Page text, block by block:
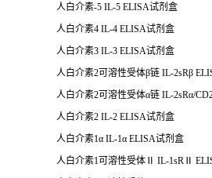
人白介素-5 IL-5 ELISA试剂盒
人白介素4 IL-4 ELISA试剂盒
人白介素3 IL-3 ELISA试剂盒
人白介素2可溶性受体β链 IL-2sRβ
人白介素2可溶性受体α链 IL-2sRα/
人白介素2 IL-2 ELISA试剂盒
人白介素1α IL-1α ELISA试剂盒
人白介素1可溶性受体 Ⅱ IL-1sR Ⅱ